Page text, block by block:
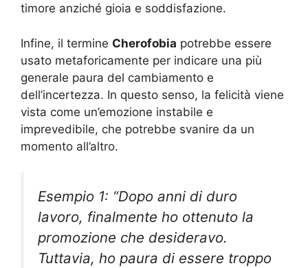
timore anziché gioia e soddisfazione.
Infine, il termine Cherofobia potrebbe essere
usato metaforicamente per indicare una più
generale paura del cambiamento e
dell’incertezza. In questo senso, la felicità viene
vista come un’emozione instabile e
imprevedibile, che potrebbe svanire da un
momento all’altro.
Esempio 1: “Dopo anni di duro
lavoro, finalmente ho ottenuto la
promozione che desideravo.
Tuttavia, ho paura di essere troppo